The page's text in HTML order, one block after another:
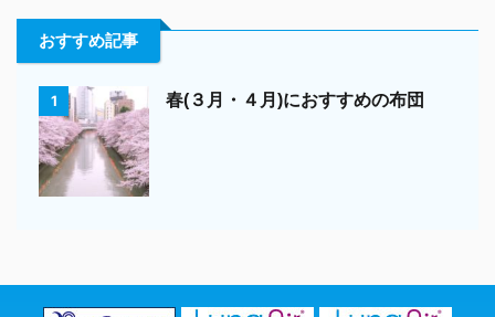
おすすめ記事
1 春(３月・４月)におすすめの布団